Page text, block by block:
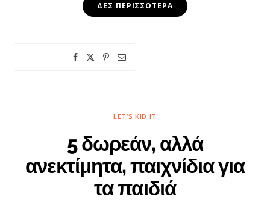
ΔΕΣ ΠΕΡΙΣΣΌΤΕΡΑ
LET’S KID IT
5 δωρεάν, αλλά
ανεκτίμητα, παιχνίδια για
τα παιδιά